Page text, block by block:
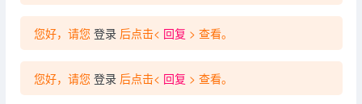
您好，请您 登录 后点击< 回复 > 查看。
您好，请您 登录 后点击< 回复 > 查看。